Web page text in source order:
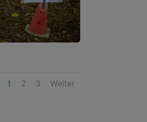
1 2 3 Weiter